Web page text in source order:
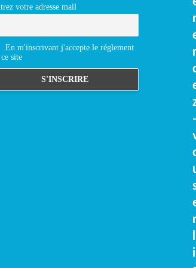
votre adresse mail
En m'inscrivant j'accepte le réglement
site
r
-
i